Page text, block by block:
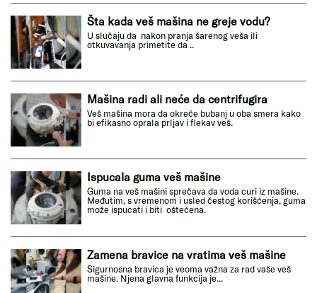
Šta kada veš mašina ne greje vodu?
U slučaju da nakon pranja šarenog veša ili
otkuvavanja primetite da ..
Mašina radi ali neće da centrifugira
Veš mašina mora da okreće bubanj u oba smera kako
bi efikasno oprala prljav i flekav veš.
Ispucala guma veš mašine
Guma na veš mašini sprečava da voda curi iz mašine.
Međutim, s vremenom i usled čestog korišćenja, guma
može ispucati i biti oštećena.
Zamena bravice na vratima veš mašine
Sigurnosna bravica je veoma važna za rad vaše veš
mašine. Njena glavna funkcija je...